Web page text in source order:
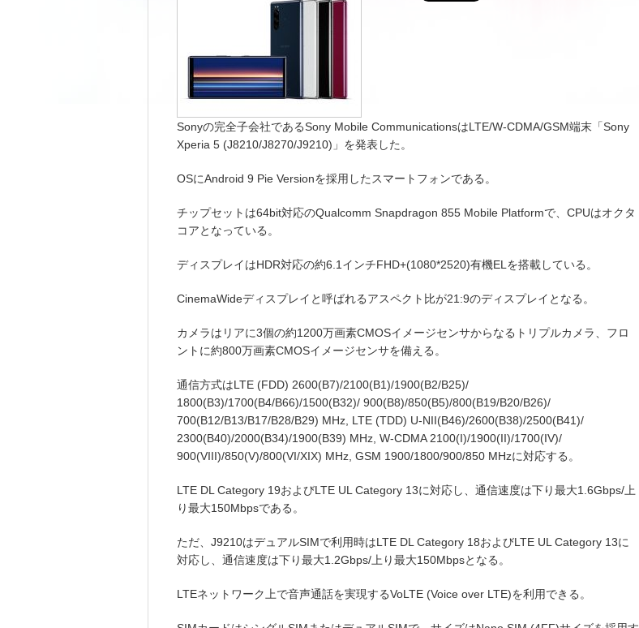
Sonyの完全子会社であるSony Mobile CommunicationsはLTE/W-CDMA/GSM端末「Sony
Xperia 5 (J8210/J8270/J9210)」を発表した。
OSにAndroid 9 Pie Versionを採用したスマートフォンである。
チップセットは64bit対応のQualcomm Snapdragon 855 Mobile Platformで、CPUはオクタ
コアとなっている。
ディスプレイはHDR対応の約6.1インチFHD+(1080*2520)有機ELを搭載している。
CinemaWideディスプレイと呼ばれるアスペクト比が21:9のディスプレイとなる。
カメラはリアに3個の約1200万画素CMOSイメージセンサからなるトリプルカメラ、フロ
ントに約800万画素CMOSイメージセンサを備える。
通信方式はLTE (FDD) 2600(B7)/2100(B1)/1900(B2/B25)/
1800(B3)/1700(B4/B66)/1500(B32)/ 900(B8)/850(B5)/800(B19/B20/B26)/
700(B12/B13/B17/B28/B29) MHz, LTE (TDD) U-NII(B46)/2600(B38)/2500(B41)/
2300(B40)/2000(B34)/1900(B39) MHz, W-CDMA 2100(I)/1900(II)/1700(IV)/
900(VIII)/850(V)/800(VI/XIX) MHz, GSM 1900/1800/900/850 MHzに対応する。
LTE DL Category 19およびLTE UL Category 13に対応し、通信速度は下り最大1.6Gbps/上
り最大150Mbpsである。
ただ、J9210はデュアルSIMで利用時はLTE DL Category 18およびLTE UL Category 13に
対応し、通信速度は下り最大1.2Gbps/上り最大150Mbpsとなる。
LTEネットワーク上で音声通話を実現するVoLTE (Voice over LTE)を利用できる。